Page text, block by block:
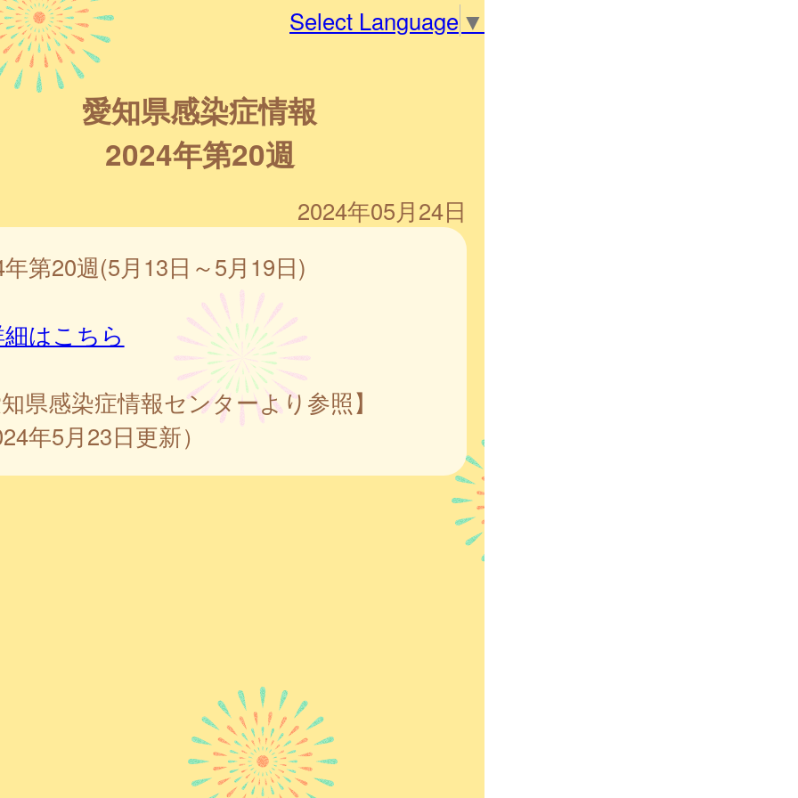
Select Language ▼
愛知県感染症情報
2024年第20週
2024年05月24日
第20週(5月13日～5月19日)
はこちら
県感染症情報センターより参照】
年5月23日更新）